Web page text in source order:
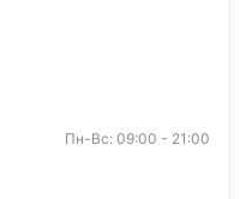
Пн-Вс: 09:00 - 21:00